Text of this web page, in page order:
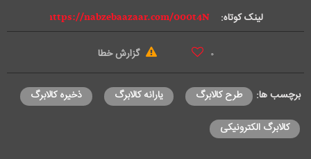
i
e
o
لینک کوتاه:
۰ گزارش خطا
برچسب ها: طرح کالابرگ یارانه کالابرگ
ذخیره کالابرگ
کالابرگ الکترونیکی